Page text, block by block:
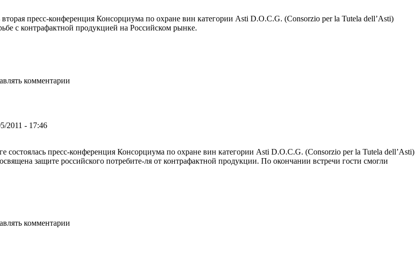
пресс-конференция Консорциума по охране вин категории Asti D.O.C.G. (Consorzio per la Tutela dell’Asti)
с контрафактной продукцией на Российском рынке.
комментарии
2011 - 17:46
состоялась пресс-конференция Консорциума по охране вин категории Asti D.O.C.G. (Consorzio per la Tutela dell’Asti)
защите российского потребите-ля от контрафактной продукции. По окончании встречи гости смогли
комментарии